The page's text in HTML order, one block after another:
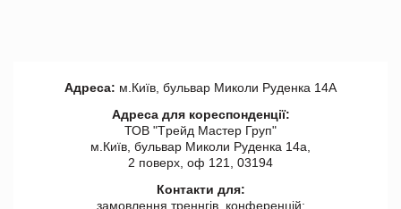
Адреса: м.Київ, бульвар Миколи Руденка 14А
Адреса для кореспонденції:
ТОВ "Tрейд Мастер Груп"
м.Київ, бульвар Миколи Руденка 14а,
2 поверх, оф 121, 03194
Контакти для:
замовлення треннгів, конференцій: